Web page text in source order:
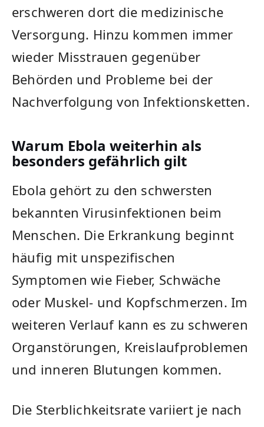
erschweren dort die medizinische
Versorgung. Hinzu kommen immer
wieder Misstrauen gegenüber
Behörden und Probleme bei der
Nachverfolgung von Infektionsketten.
Warum Ebola weiterhin als
besonders gefährlich gilt
Ebola gehört zu den schwersten
bekannten Virusinfektionen beim
Menschen. Die Erkrankung beginnt
häufig mit unspezifischen
Symptomen wie Fieber, Schwäche
oder Muskel- und Kopfschmerzen. Im
weiteren Verlauf kann es zu schweren
Organstörungen, Kreislaufproblemen
und inneren Blutungen kommen.
Die Sterblichkeitsrate variiert je nach